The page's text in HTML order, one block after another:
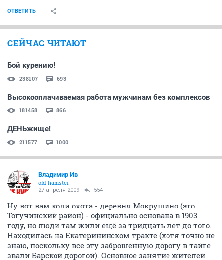
ОТВЕТИТЬ
СЕЙЧАС ЧИТАЮТ
Бой курению!
238107 693
Высокооплачиваемая работа мужчинам без комплексов
181458 866
ДЕНЬжище!
211577 1000
Владимир Ив
old hamster
27 апреля 2009 554
Ну вот вам коли охота - деревня Мокрушино (это
Тогучинский район) - официально основана в 1903
году, но люди там жили ещё за тридцать лет до того.
Находилась на Екатерининском тракте (хотя точно не
знаю, поскольку все эту заброшенную дорогу в тайге
звали Барской дорогой). Основное занятие жителей